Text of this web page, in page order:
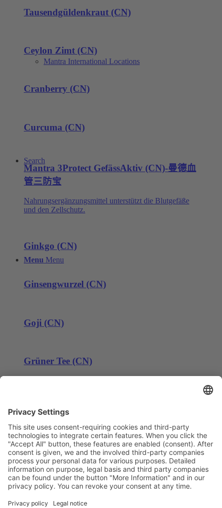
Mantra International Locations
Search
Menu Menu
Tausendgüldenkraut (CN)
Ceylon Zimt (CN)
Cranberry (CN)
Curcuma (CN)
Mantra 3Protect GefässAktiv (CN)-曼德血
管三防宝
Nahrungsergänzungsmittel unterstützt die Blutgefäße
und den Zellschutz.
Ginkgo (CN)
Ginsengwurzel (CN)
Goji (CN)
Grüner Tee (CN)
Deutsch
English
中文
Datenschutzerklärung (CN)-隐私政策
Impressum (CN)-企业说明
Rechtliche Hinweise (CN)-法律声明
© MantraPharm -powered by Enfold WordPress Theme
Instagram